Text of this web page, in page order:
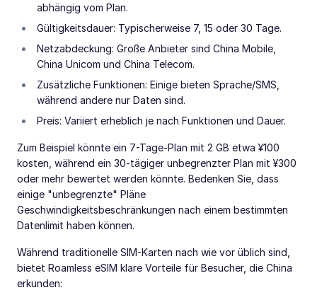
abhängig vom Plan.
Gültigkeitsdauer: Typischerweise 7, 15 oder 30 Tage.
Netzabdeckung: Große Anbieter sind China Mobile,
China Unicom und China Telecom.
Zusätzliche Funktionen: Einige bieten Sprache/SMS,
während andere nur Daten sind.
Preis: Variiert erheblich je nach Funktionen und Dauer.
Zum Beispiel könnte ein 7-Tage-Plan mit 2 GB etwa ¥100
kosten, während ein 30-tägiger unbegrenzter Plan mit ¥300
oder mehr bewertet werden könnte. Bedenken Sie, dass
einige "unbegrenzte" Pläne
Geschwindigkeitsbeschränkungen nach einem bestimmten
Datenlimit haben können.
Während traditionelle SIM-Karten nach wie vor üblich sind,
bietet Roamless eSIM klare Vorteile für Besucher, die China
erkunden: